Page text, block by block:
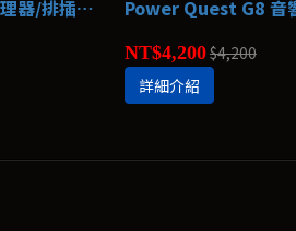
Power Quest 3 電源處理器/排插 AudioQuest
NT$4,200$4,200
詳細介紹